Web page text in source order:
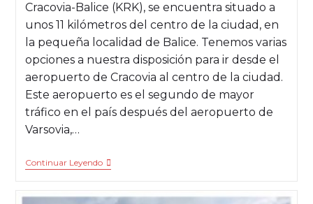
Cracovia-Balice (KRK), se encuentra situado a
unos 11 kilómetros del centro de la ciudad, en
la pequeña localidad de Balice. Tenemos varias
opciones a nuestra disposición para ir desde el
aeropuerto de Cracovia al centro de la ciudad.
Este aeropuerto es el segundo de mayor
tráfico en el país después del aeropuerto de
Varsovia,…
Continuar Leyendo